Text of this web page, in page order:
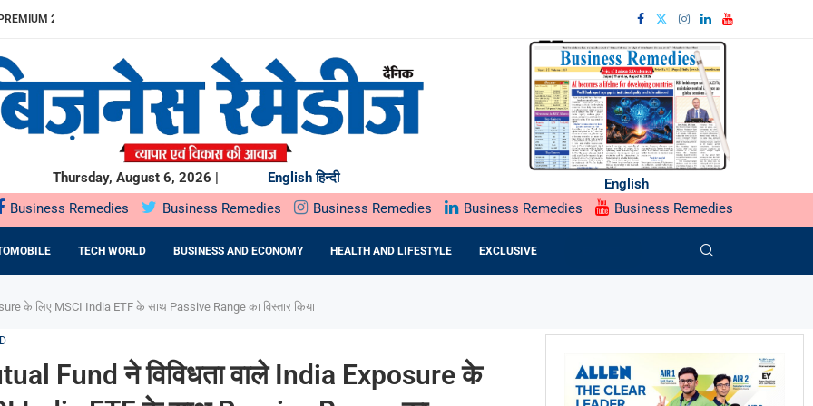
23% बढ़ा
MARGIN...
खुलेगा, 10...
में SOIL HEALTH...
के दौरान...
देगा...
Thursday, August 6, 2026 | English हिन्दी
English
Business Remedies Business Remedies Business Remedies Business Remedies Business Remedies
TECH WORLD BUSINESS AND ECONOMY HEALTH AND LIFESTYLE EXCLUSIVE
के लिए MSCI India ETF के साथ Passive Range का विस्तार किया
Fund ने विविधता वाले India Exposure के